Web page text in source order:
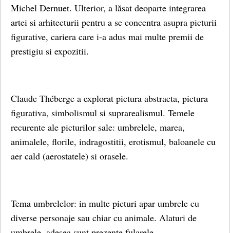
Michel Dernuet. Ulterior, a lăsat deoparte integrarea
artei si arhitecturii pentru a se concentra asupra picturii
figurative, cariera care i-a adus mai multe premii de
prestigiu si expozitii.
Claude Théberge a explorat pictura abstracta, pictura
figurativa, simbolismul si suprarealismul. Temele
recurente ale picturilor sale: umbrelele, marea,
animalele, florile, indragostitii, erotismul, baloanele cu
aer cald (aerostatele) si orasele.
Tema umbrelelor: in multe picturi apar umbrele cu
diverse personaje sau chiar cu animale. Alaturi de